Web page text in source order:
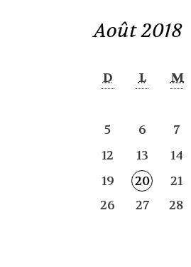
Août 2018
D L M
5
6 7
12
13 14
19
20 21
26
27 28